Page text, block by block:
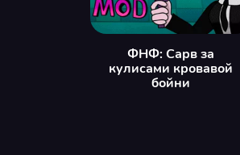
ФНФ: Сарв за
кулисами кровавой
бойни